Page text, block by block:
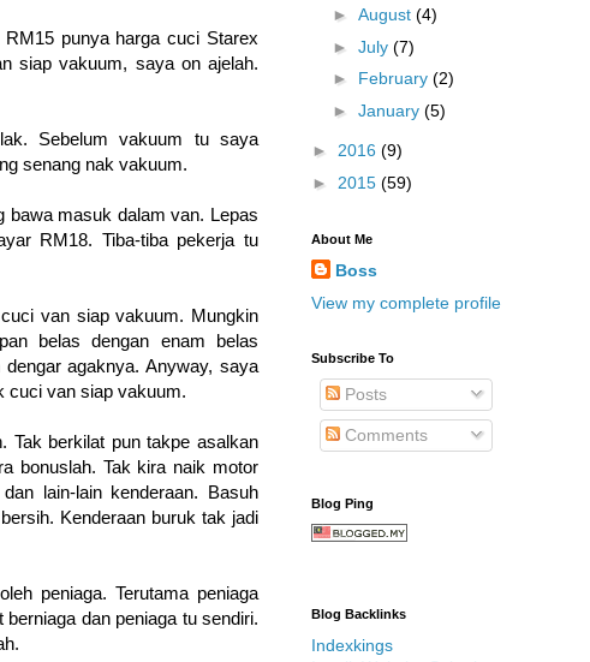
punya harga cuci Starex
siap vakuum, saya on ajelah.
Sebelum vakuum tu saya
senang nak vakuum.
bawa masuk dalam van. Lepas
RM18. Tiba-tiba pekerja tu
van siap vakuum. Mungkin
belas dengan enam belas
agaknya. Anyway, saya
cuci van siap vakuum.
Tak berkilat pun takpe asalkan
bonuslah. Tak kira naik motor
lain-lain kenderaan. Basuh
Kenderaan buruk tak jadi
peniaga. Terutama peniaga
dan peniaga tu sendiri.
► August (4)
► July (7)
► February (2)
► January (5)
► 2016 (9)
► 2015 (59)
About Me
Boss
View my complete profile
Subscribe To
Posts
Comments
Blog Ping
Blog Backlinks
Indexkings